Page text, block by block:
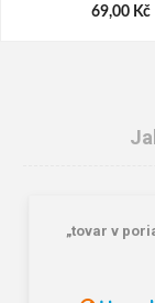
69,00 Kč
„tovar v